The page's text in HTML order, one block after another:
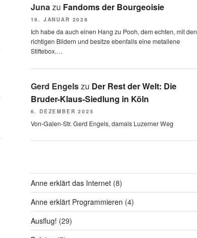
Junazu Fandoms der Bourgeoisie
19. JANUAR 2026
Ich habe da auch einen Hang zu Pooh, dem echten, mit den
richtigen Bildern und besitze ebenfalls eine metallene
Stiftebox.…
Gerd Engelszu Der Rest der Welt: Die
Bruder-Klaus-Siedlung in Köln
6. DEZEMBER 2025
Von-Galen-Str. Gerd Engels, damals Luzerner Weg
Anne erklärt das Internet(8)
Anne erklärt Programmieren (4)
Ausflug! (29)